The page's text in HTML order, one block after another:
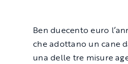
Ben duecento euro
che adottano un cane
una delle tre misure